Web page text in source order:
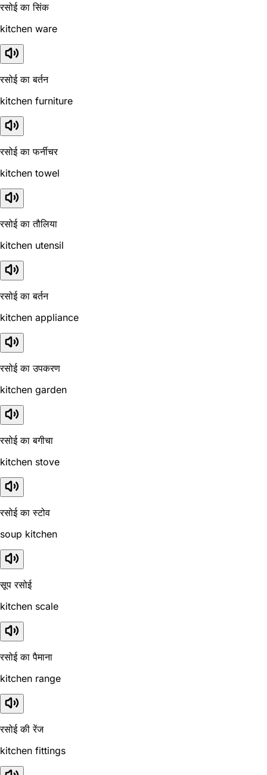
रसोई का सिंक
kitchen ware
रसोई का बर्तन
kitchen furniture
रसोई का फर्नीचर
kitchen towel
रसोई का तौलिया
kitchen utensil
रसोई का बर्तन
kitchen appliance
रसोई का उपकरण
kitchen garden
रसोई का बगीचा
kitchen stove
रसोई का स्टोव
soup kitchen
सूप रसोई
kitchen scale
रसोई का पैमाना
kitchen range
रसोई की रेंज
kitchen fittings